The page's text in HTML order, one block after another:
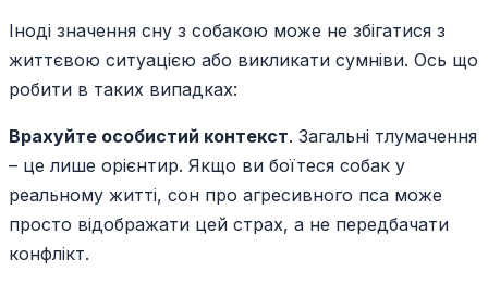
Іноді значення сну з собакою може не збігатися з
життєвою ситуацією або викликати сумніви. Ось що
робити в таких випадках:
Врахуйте особистий контекст. Загальні тлумачення
– це лише орієнтир. Якщо ви боїтеся собак у
реальному житті, сон про агресивного пса може
просто відображати цей страх, а не передбачати
конфлікт.